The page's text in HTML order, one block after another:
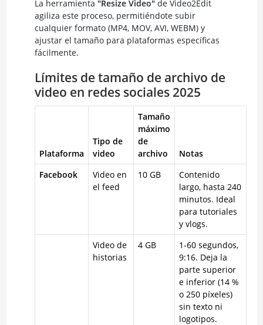
La herramienta "Resize Video"de Video2Edit
agiliza este proceso, permitiéndote subir
cualquier formato (MP4, MOV, AVI, WEBM) y
ajustar el tamaño para plataformas específicas
fácilmente.
Límites de tamaño de archivo de
video en redes sociales 2025
Plataforma
Tipo de
video
Tamaño
máximo
de
archivo
Notas
Facebook
Video en
el feed
10 GB
Contenido
largo, hasta 240
minutos. Ideal
para tutoriales
y vlogs.
Video de
historias
4 GB
1-60 segundos,
9:16. Deja la
parte superior
e inferior (14 %
o 250 píxeles)
sin texto ni
logotipos.